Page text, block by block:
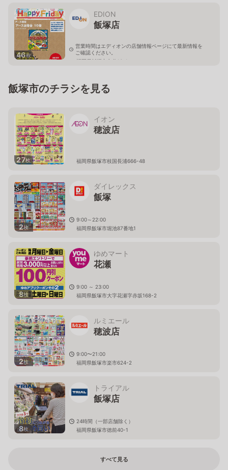
46枚
EDION
飯塚店
営業時間はエディオンの店舗情報ページにて最新情報を
ご確認ください。
福岡県飯塚市弁分16-1
飯塚市のチラシを見る
27枚
イオン
穂波店
福岡県飯塚市枝国長浦666-48
2枚
ダイレックス
飯塚
9:00～22:00
福岡県飯塚市堀池87番地1
8枚
ゆめマート
花瀬
9:00 ～ 23:00
福岡県飯塚市大字花瀬字赤坂168-2
2枚
ルミエール
穂波店
9:00〜21:00
福岡県飯塚市楽市624-2
8枚
トライアル
飯塚店
24時間（一部店舗除く）
福岡県飯塚市徳前40-1
すべて見る